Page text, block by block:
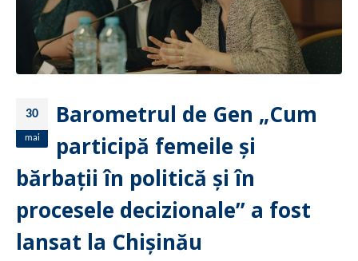
30
mai
Barometrul de Gen „Cum
participă femeile şi
bărbații în politică şi în
procesele decizionale” a fost
lansat la Chișinău